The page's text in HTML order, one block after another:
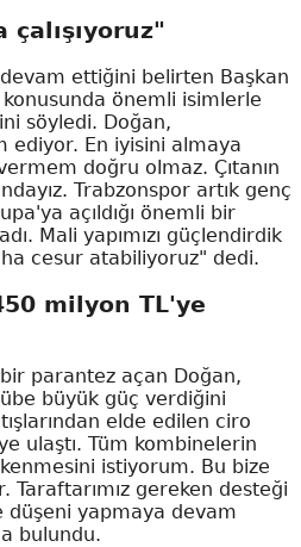
devam ettiğini belirten Başkan
önemli isimlerle
söyledi. Doğan,
ediyor. En iyisini almaya
doğru olmaz. Çıtanın
Trabzonspor artık genç
açıldığı önemli bir
Mali yapımızı güçlendirdik
cesur atabiliyoruz" dedi.
milyon TL'ye
parantez açan Doğan,
büyük güç verdiğini
elde edilen ciro
ulaştı. Tüm kombinelerin
istiyorum. Bu bize
Taraftarımız gereken desteği
düşeni yapmaya devam
bulundu.